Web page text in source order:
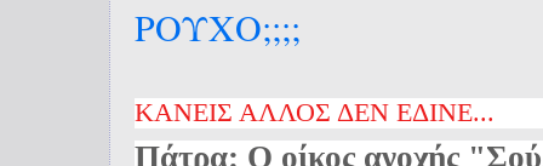
ΡΟΥΧΟ;;;;
ΚΑΝΕΙΣ ΑΛΛΟΣ ΔΕΝ ΕΔΙΝΕ...
Πάτρα: Ο οίκος ανοχής